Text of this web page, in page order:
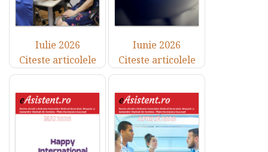
Iulie 2026
Citeste articolele
Iunie 2026
Citeste articolele